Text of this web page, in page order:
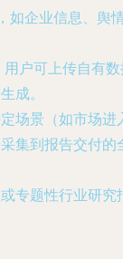
如企业信息、舆
用户可上传自有
成。
场景（如市场进
集到报告交付的
专题性行业研究